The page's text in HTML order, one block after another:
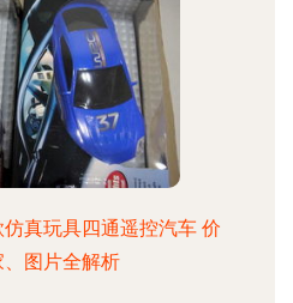
真玩具四通遥控汽车 价
图片全解析